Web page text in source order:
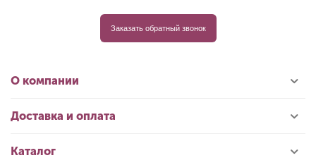
Заказать обратный звонок
О компании
Доставка и оплата
Каталог